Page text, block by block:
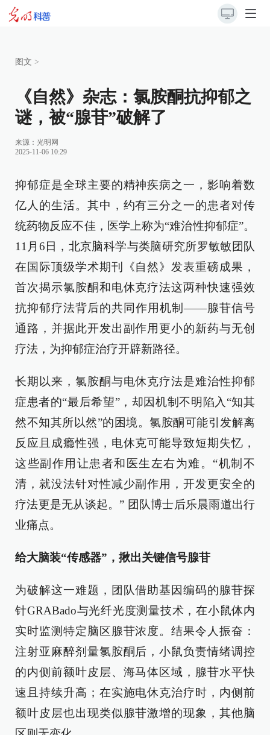
图文 >
《自然》杂志：氯胺酮抗抑郁之
谜，被“腺苷”破解了
来源： 光明网
2025-11-06 10:29
抑郁症是全球主要的精神疾病之一，影响着数
亿人的生活。其中，约有三分之一的患者对传
统药物反应不佳，医学上称为“难治性抑郁症”。
11月6日，北京脑科学与类脑研究所罗敏敏团队
在国际顶级学术期刊《自然》发表重磅成果，
首次揭示氯胺酮和电休克疗法这两种快速强效
抗抑郁疗法背后的共同作用机制——腺苷信号
通路，并据此开发出副作用更小的新药与无创
疗法，为抑郁症治疗开辟新路径。
长期以来，氯胺酮与电休克疗法是难治性抑郁
症患者的“最后希望”，却因机制不明陷入“知其
然不知其所以然”的困境。氯胺酮可能引发解离
反应且成瘾性强，电休克可能导致短期失忆，
这些副作用让患者和医生左右为难。“机制不
清，就没法针对性减少副作用，开发更安全的
疗法更是无从谈起。” 团队博士后乐晨雨道出行
业痛点。
给大脑装“传感器”，揪出关键信号腺苷
为破解这一难题，团队借助基因编码的腺苷探
针GRABado与光纤光度测量技术，在小鼠体内
实时监测特定脑区腺苷浓度。结果令人振奋：
注射亚麻醉剂量氯胺酮后，小鼠负责情绪调控
的内侧前额叶皮层、海马体区域，腺苷水平快
速且持续升高；在实施电休克治疗时，内侧前
额叶皮层也出现类似腺苷激增的现象，其他脑